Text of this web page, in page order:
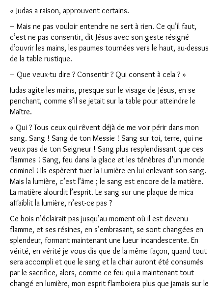
« Judas a raison, approuvent certains.
– Mais ne pas vouloir entendre ne sert à rien. Ce qu’il faut,
c’est ne pas consentir, dit Jésus avec son geste résigné
d’ouvrir les mains, les paumes tournées vers le haut, au-dessus
de la table rustique.
– Que veux-tu dire ? Consentir ? Qui consent à cela ? »
Judas agite les mains, presque sur le visage de Jésus, en se
penchant, comme s’il se jetait sur la table pour atteindre le
Maître.
« Qui ? Tous ceux qui rêvent déjà de me voir périr dans mon
sang. Sang ! Sang de ton Messie ! Sang sur toi, terre, qui ne
veux pas de ton Seigneur ! Sang plus resplendissant que ces
flammes ! Sang, feu dans la glace et les ténèbres d’un monde
criminel ! Ils espèrent tuer la Lumière en lui enlevant son sang.
Mais la lumière, c’est l’âme ; le sang est encore de la matière.
La matière alourdit l’esprit. Le sang sur une plaque de mica
affaiblit la lumière, n’est-ce pas ?
Ce bois n’éclairait pas jusqu’au moment où il est devenu
flamme, et ses résines, en s’embrasant, se sont changées en
splendeur, formant maintenant une lueur incandescente. En
vérité, en vérité je vous dis que de la même façon, quand tout
sera accompli et que le sang et la chair auront été consumés
par le sacrifice, alors, comme ce feu qui a maintenant tout
changé en lumière, mon esprit flamboiera plus que jamais sur le